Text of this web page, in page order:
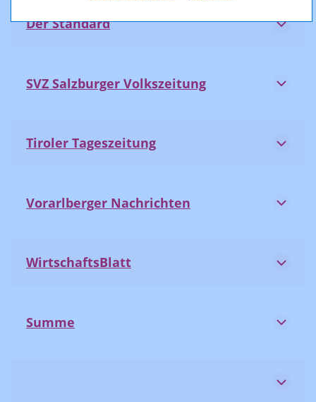
Der Standard
SVZ Salzburger Volkszeitung
Tiroler Tageszeitung
Vorarlberger Nachrichten
WirtschaftsBlatt
Summe